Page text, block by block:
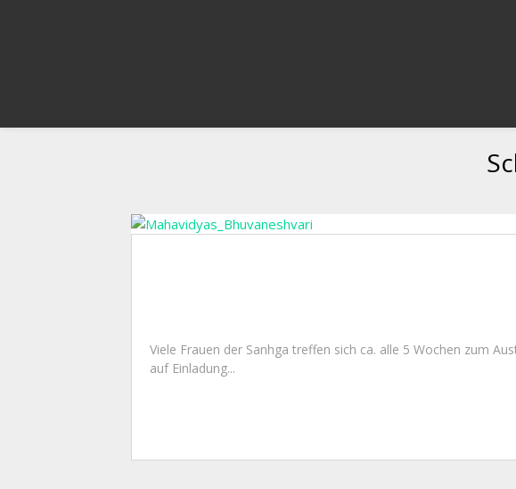
Viele Frauen der Sanhga treffen sich ca. alle 5 Wochen zum
auf Einladung...